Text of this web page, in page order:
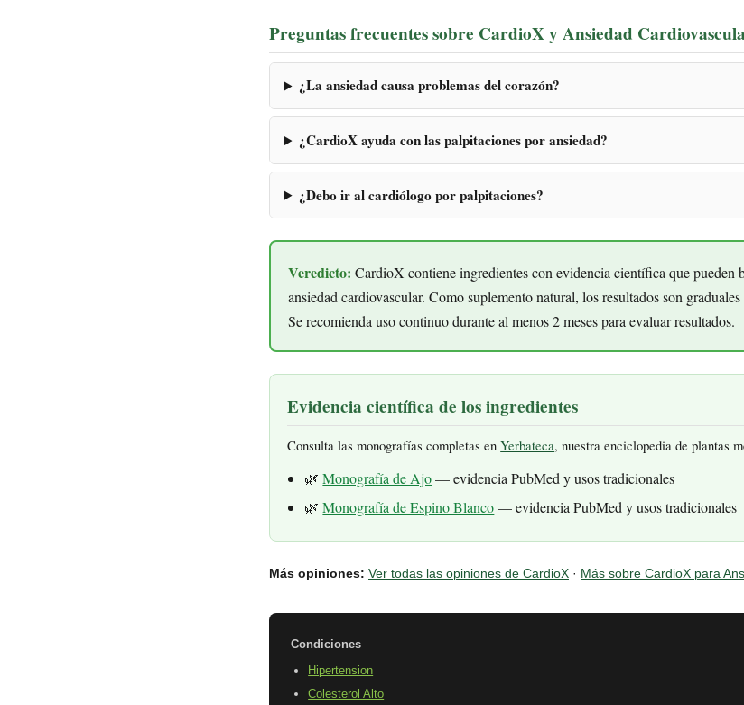
Preguntas frecuentes sobre CardioX y Ansiedad
¿La ansiedad causa problemas del corazón?
¿CardioX ayuda con las palpitaciones por ansiedad?
¿Debo ir al cardiólogo por palpitaciones?
Veredicto: CardioX contiene ingredientes con evidencia científica que pueden
ansiedad cardiovascular. Como suplemento natural, los resultados son
Se recomienda uso continuo durante al menos 2 meses para evaluar resultados.
Evidencia científica de los ingredientes
Consulta las monografías completas enYerbateca, nuestra enciclopedia de plantas
🌿Monografía de Ajo— evidencia PubMed y usos tradicionales
🌿Monografía de Espino Blanco— evidencia PubMed y usos tradicionales
Más opiniones: Ver todas las opiniones de CardioX · Más sobre CardioX para
Condiciones
Hipertension
Colesterol Alto